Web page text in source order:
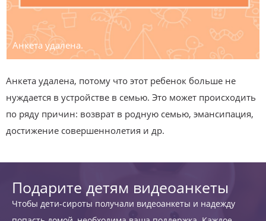
Анкета удалена.
Анкета удалена, потому что этот ребенок больше не
нуждается в устройстве в семью. Это может происходить
по ряду причин: возврат в родную семью, эмансипация,
достижение совершеннолетия и др.
Подарите детям видеоанкеты
Чтобы дети-сироты получали видеоанкеты и надежду